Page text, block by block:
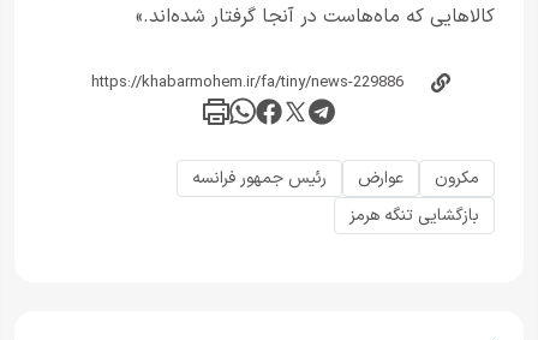
کالاهایی که ماه‌هاست در آنجا گرفتار شده‌اند.»
مکرون عوارض
رئیس جمهور فرانسه
بازگشایی تنگه هرمز